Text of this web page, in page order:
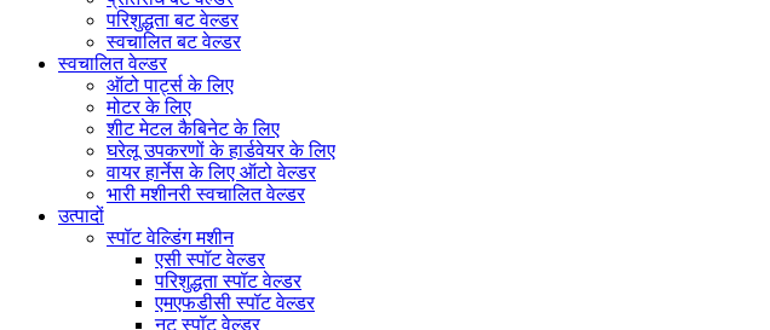
परिशुद्धता बट वेल्डर
स्वचालित बट वेल्डर
स्वचालित वेल्डर
ऑटो पार्ट्स के लिए
मोटर के लिए
शीट मेटल कैबिनेट के लिए
घरेलू उपकरणों के हार्डवेयर के लिए
वायर हार्नेस के लिए ऑटो वेल्डर
भारी मशीनरी स्वचालित वेल्डर
उत्पादों
स्पॉट वेल्डिंग मशीन
एसी स्पॉट वेल्डर
परिशुद्धता स्पॉट वेल्डर
एमएफडीसी स्पॉट वेल्डर
नट स्पॉट वेल्डर